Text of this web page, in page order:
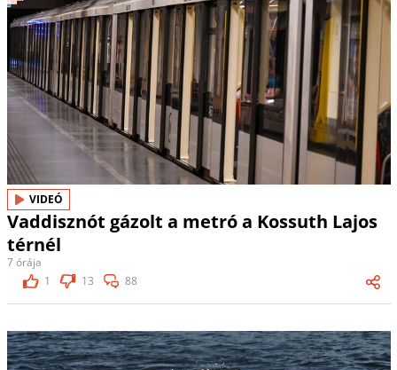
VIDEÓ
Vaddisznót gázolt a metró a Kossuth Lajos
térnél
7 órája
1
13 88